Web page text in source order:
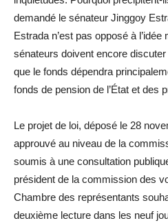
demandé le sénateur Jinggoy
Estrada n’est pas opposé à
sénateurs doivent encore
que le fonds dépendra
fonds de pension de l’État et des
Le projet de loi, déposé le 28
approuvé au niveau de la
soumis à une consultation
président de la commission des
Chambre des représentants
deuxième lecture dans les neuf